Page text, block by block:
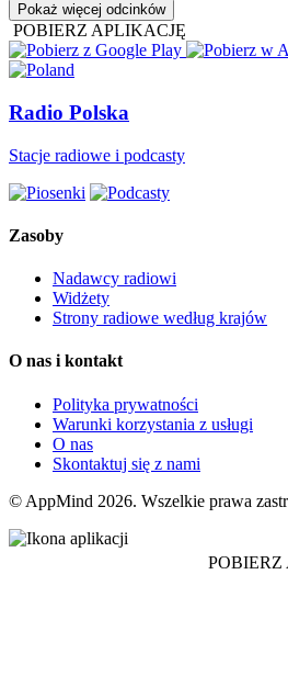
Pokaż więcej odcinków
POBIERZ APLIKACJĘ
Radio Polska
Stacje radiowe i podcasty
Zasoby
Nadawcy radiowi
Widżety
Strony radiowe według krajów
O nas i kontakt
Polityka prywatności
Warunki korzystania z usługi
O nas
Skontaktuj się z nami
© AppMind 2026. Wszelkie prawa
POBIERZ